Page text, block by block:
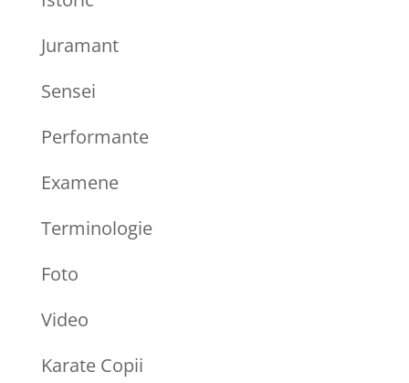
Juramant
Sensei
Performante
Examene
Terminologie
Foto
Video
Karate Copii